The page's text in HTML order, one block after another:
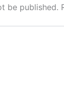
be published.